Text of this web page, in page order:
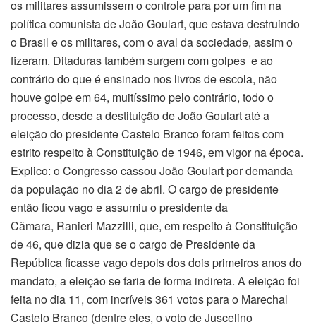
os militares assumissem o controle para por um fim na
política comunista de João Goulart, que estava destruindo
o Brasil e os militares, com o aval da sociedade, assim o
fizeram. Ditaduras também surgem com golpes e ao
contrário do que é ensinado nos livros de escola, não
houve golpe em 64, muitíssimo pelo contrário, todo o
processo, desde a destituição de João Goulart até a
eleição do presidente Castelo Branco foram feitos com
estrito respeito à Constituição de 1946, em vigor na época.
Explico: o Congresso cassou João Goulart por demanda
da população no dia 2 de abril. O cargo de presidente
então ficou vago e assumiu o presidente da
Câmara, Ranieri Mazzilli, que, em respeito à Constituição
de 46, que dizia que se o cargo de Presidente da
República ficasse vago depois dos dois primeiros anos do
mandato, a eleição se faria de forma indireta. A eleição foi
feita no dia 11, com incríveis 361 votos para o Marechal
Castelo Branco (dentre eles, o voto de Juscelino